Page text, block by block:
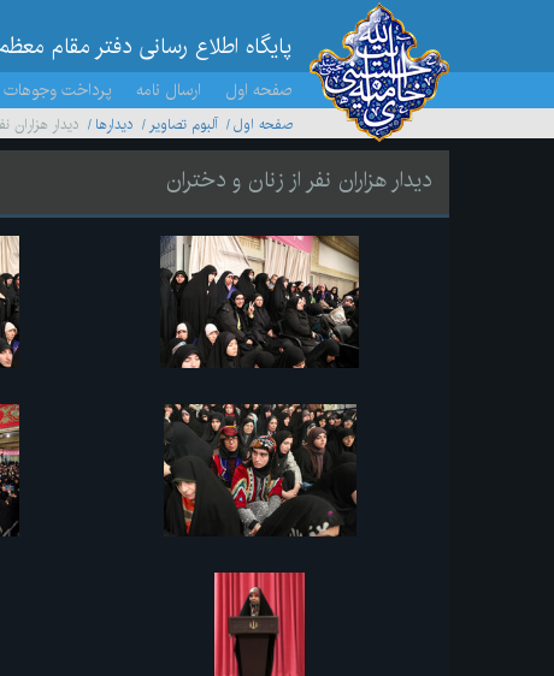
پایگاه اطلاع رسانی دفتر مقام
صفحه اول ارسال نامه پرداخت
صفحه اول آلبوم تصاویر ديدارها دیدار هزاران
دیدار هزاران نفر از زنان و دختران